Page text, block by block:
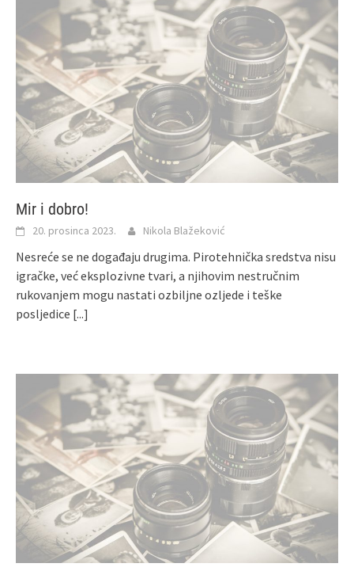
Mir i dobro!
20. prosinca 2023. Nikola Blažeković
Nesreće se ne događaju drugima. Pirotehnička sredstva nisu
igračke, već eksplozivne tvari, a njihovim nestručnim
rukovanjem mogu nastati ozbiljne ozljede i teške
posljedice [...]